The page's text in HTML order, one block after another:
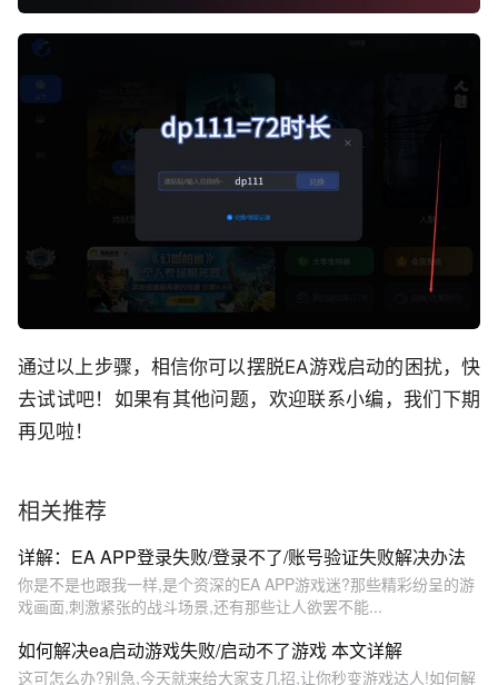
通过以上步骤，相信你可以摆脱EA游戏启动的困扰，快
去试试吧！如果有其他问题，欢迎联系小编，我们下期
再见啦！
相关推荐
详解：EA APP登录失败/登录不了/账号验证失败解决办法
你是不是也跟我一样,是个资深的EA APP游戏迷?那些精彩纷呈的游
戏画面,刺激紧张的战斗场景,还有那些让人欲罢不能...
如何解决ea启动游戏失败/启动不了游戏 本文详解
这可怎么办?别急,今天就来给大家支几招,让你秒变游戏达人!如何解